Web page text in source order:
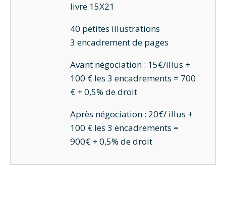
livre 15X21
40 petites illustrations
3 encadrement de pages
Avant négociation : 15€/illus +
100 € les 3 encadrements = 700
€ + 0,5% de droit
Après négociation : 20€/ illus +
100 € les 3 encadrements =
900€ + 0,5% de droit